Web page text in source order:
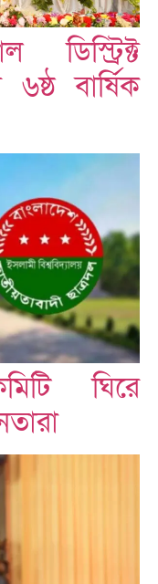
ডিস্ট্রিক্ট
বার্ষিক
ঘিরে